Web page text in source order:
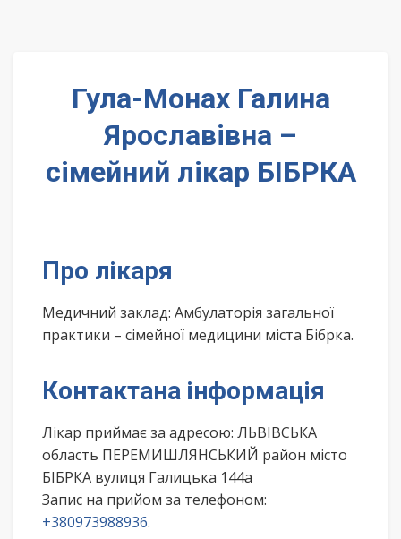
Гула-Монах Галина
Ярославівна –
сімейний лікар БІБРКА
Про лікаря
Медичний заклад: Амбулаторія загальної
практики – сімейної медицини міста Бібрка.
Контактана інформація
Лікар приймає за адресою: ЛЬВІВСЬКА
область ПЕРЕМИШЛЯНСЬКИЙ район місто
БІБРКА вулиця Галицька 144а
Запис на прийом за телефоном:
+380973988936.